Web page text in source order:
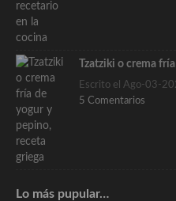
Tzatziki o crema
Escrito el Ago-03-
5 Comentarios
Lo más pupular…